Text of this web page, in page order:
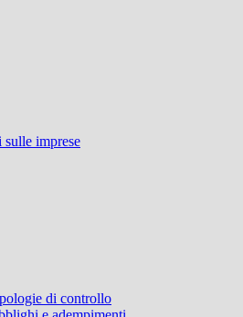
imprese
di controllo